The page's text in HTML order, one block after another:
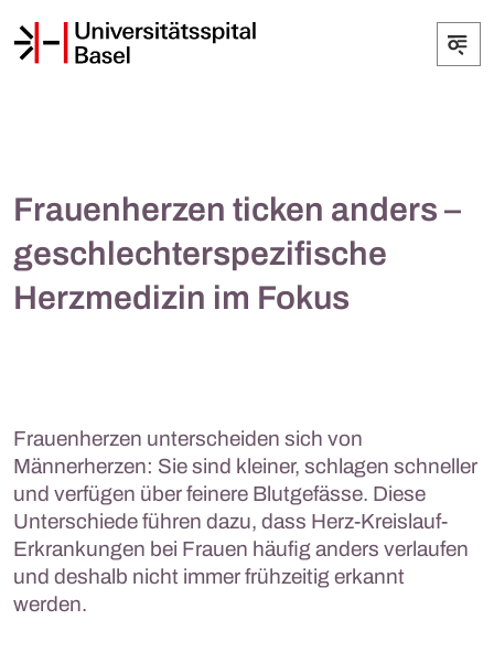
Frauenherzen ticken anders –
geschlechterspezifische
Herzmedizin im Fokus
Frauenherzen unterscheiden sich von
Männerherzen: Sie sind kleiner, schlagen schneller
und verfügen über feinere Blutgefässe. Diese
Unterschiede führen dazu, dass Herz-Kreislauf-
Erkrankungen bei Frauen häufig anders verlaufen
und deshalb nicht immer frühzeitig erkannt
werden.